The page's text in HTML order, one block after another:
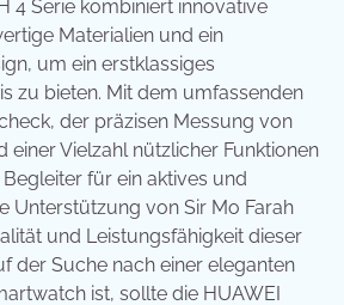
4 Serie kombiniert innovative
Materialien und ein
um ein erstklassiges
zu bieten. Mit dem umfassenden
der präzisen Messung von
einer Vielzahl nützlicher Funktionen
für ein aktives und
Unterstützung von Sir Mo Farah
und Leistungsfähigkeit dieser
der Suche nach einer eleganten
ist, sollte die HUAWEI